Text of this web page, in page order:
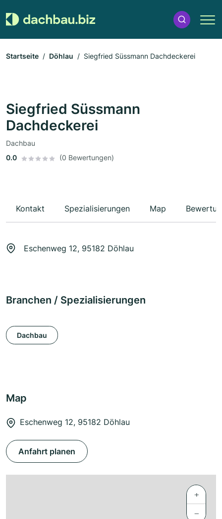
Startseite Döhlau Siegfried Süssmann Dachdeckerei
Siegfried Süssmann
Dachdeckerei
Dachbau
0.0
(0 Bewertungen)
Kontakt Spezialisierungen Map
Eschenweg 12, 95182 Döhlau
Branchen / Spezialisierungen
Dachbau
Map
Eschenweg 12, 95182 Döhlau
Anfahrt planen
+
−